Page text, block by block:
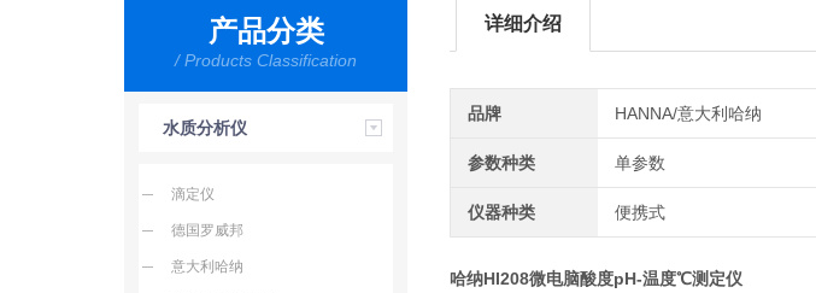
产品分类
/ Products Classification
水质分析仪
滴定仪
德国罗威邦
意大利哈纳
详细介绍
品牌 HANNA/意大利哈纳
参数种类 单参数
仪器种类 便携式
哈纳HI208微电脑酸度pH-温度℃测定仪